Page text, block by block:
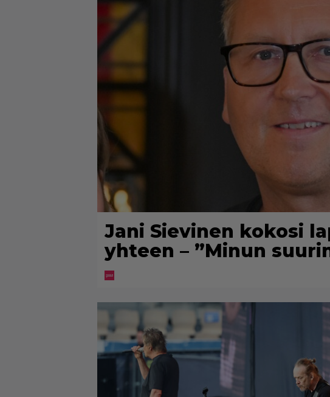
Jani Sievinen kokosi
yhteen – ”Minun